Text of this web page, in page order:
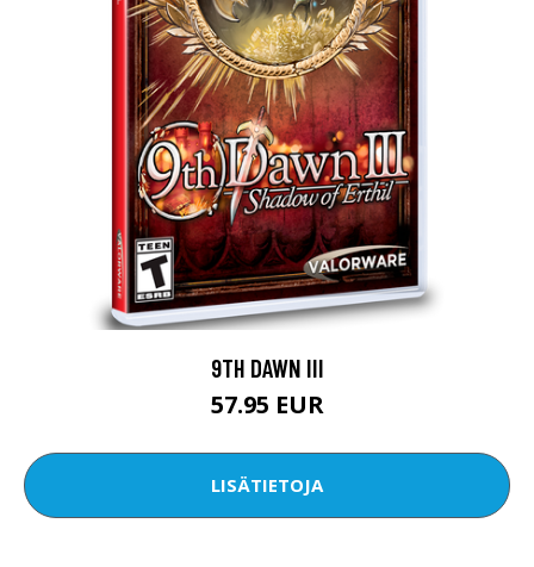
9TH DAWN III
57.95 EUR
LISÄTIETOJA